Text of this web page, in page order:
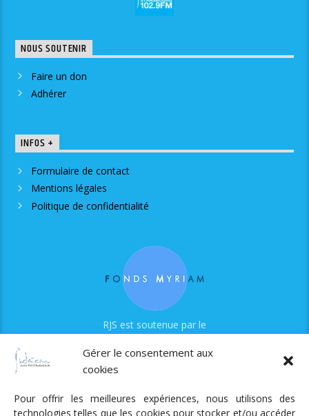
Gérer le consentement aux
cookies
Pour offrir les meilleures expériences, nous utilisons des
technologies telles que les cookies pour stocker et/ou accéder
NOUS SOUTENIR
Faire un don
Adhérer
INFOS +
Formulaire de contact
Mentions légales
Politique de confidentialité
RJS est soutenue par le